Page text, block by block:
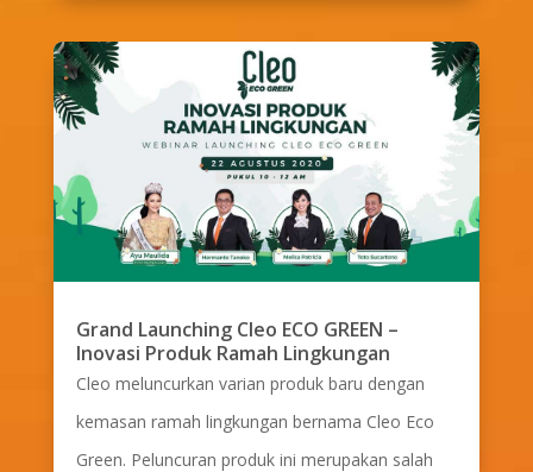
Grand Launching Cleo ECO GREEN –
Inovasi Produk Ramah Lingkungan
Cleo meluncurkan varian produk baru dengan
kemasan ramah lingkungan bernama Cleo Eco
Green. Peluncuran produk ini merupakan salah